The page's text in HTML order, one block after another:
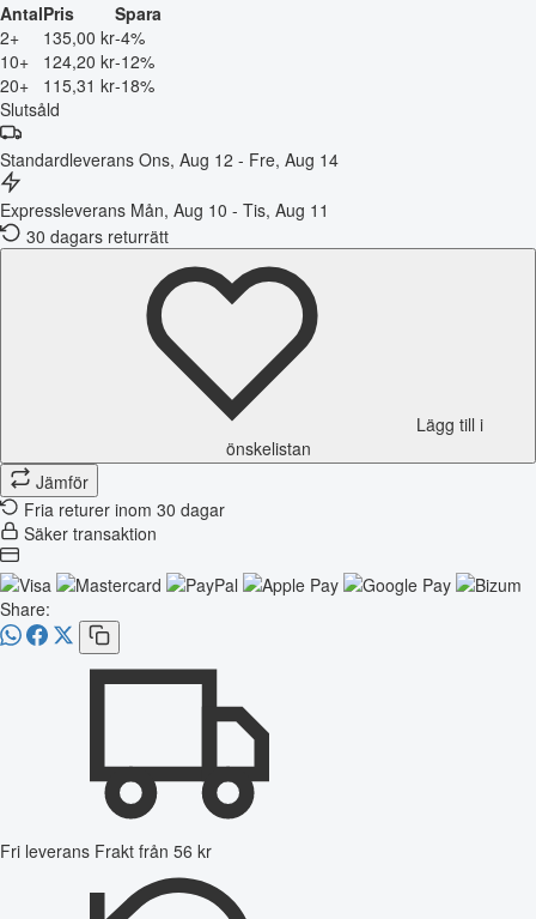
AntalPris
Spara
2+
135,00 kr-4%
10+
124,20 kr-12%
20+
115,31 kr-18%
Slutsåld
Standardleverans Ons, Aug 12 - Fre, Aug 14
Expressleverans Mån, Aug 10 - Tis, Aug 11
30 dagars returrätt
Lägg till i
önskelistan
Jämför
Fria returer inom 30 dagar
Säker transaktion
Share:
Fri leverans Frakt från 56 kr